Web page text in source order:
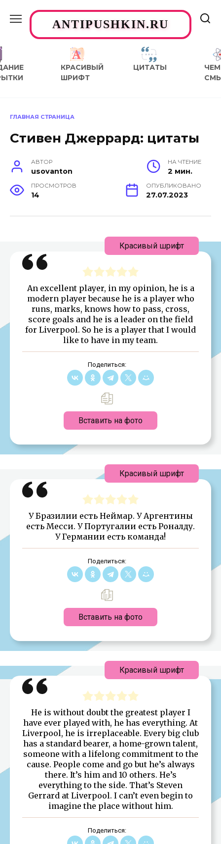
содержаниюANTIPUSHKIN.RU
КРАСИВЫЙ
ШРИФТ
ЦИТАТЫ
ЧЕМ
ГЛАВНАЯ СТРАНИЦА
Стивен Джеррард: цитаты
АВТОР
usovanton
НА ЧТЕНИЕ
2 мин.
ПРОСМОТРОВ
14
ОПУБЛИКОВАНО
27.07.2023
An excellent player, in my opinion, he is a
modern player because he is a player who
runs, marks, knows how to pass, cross,
score goals and he is a leader on the field
for Liverpool. So he is a player that I would
like to have in my team.
Поделиться:
Вставить на фото
Красивый шрифт
У Бразилии есть Неймар. У Аргентины
есть Месси. У Португалии есть Роналду.
У Германии есть команда!
Поделиться:
Вставить на фото
Красивый шрифт
He is without doubt the greatest player I
have ever played with, he has everything. At
Liverpool, he is irreplaceable. Every big club
has a standard bearer, a home-grown talent,
someone with a lifelong commitment to the
cause. People come and go but he’s always
there. It’s him and 10 others. He’s
everything to the side. That’s Steven
Gerrard at Liverpool. I can’t even begin to
imagine the place without him.
Поделиться:
Красивый шрифт